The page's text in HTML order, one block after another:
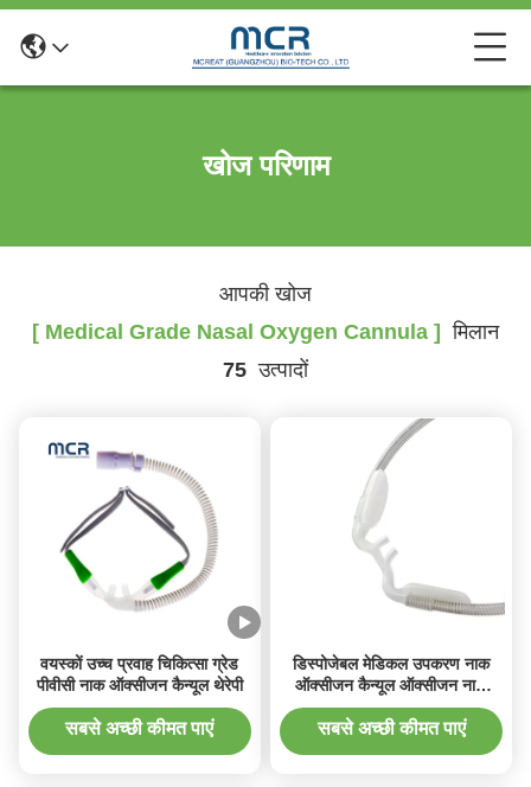
खोज परिणाम
आपकी खोज
[ Medical Grade Nasal Oxygen Cannula ] मिलान
75 उत्पादों
वयस्कों उच्च प्रवाह चिकित्सा ग्रेड
पीवीसी नाक ऑक्सीजन कैन्यूल थेरेपी
सबसे अच्छी कीमत पाएं
डिस्पोजेबल मेडिकल उपकरण नाक
ऑक्सीजन कैन्यूल ऑक्सीजन नाक
ट्यूब
सबसे अच्छी कीमत पाएं